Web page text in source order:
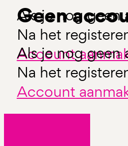
Als je nog geen
Na het
Account
Geen
Als je nog geen
Na het
Account